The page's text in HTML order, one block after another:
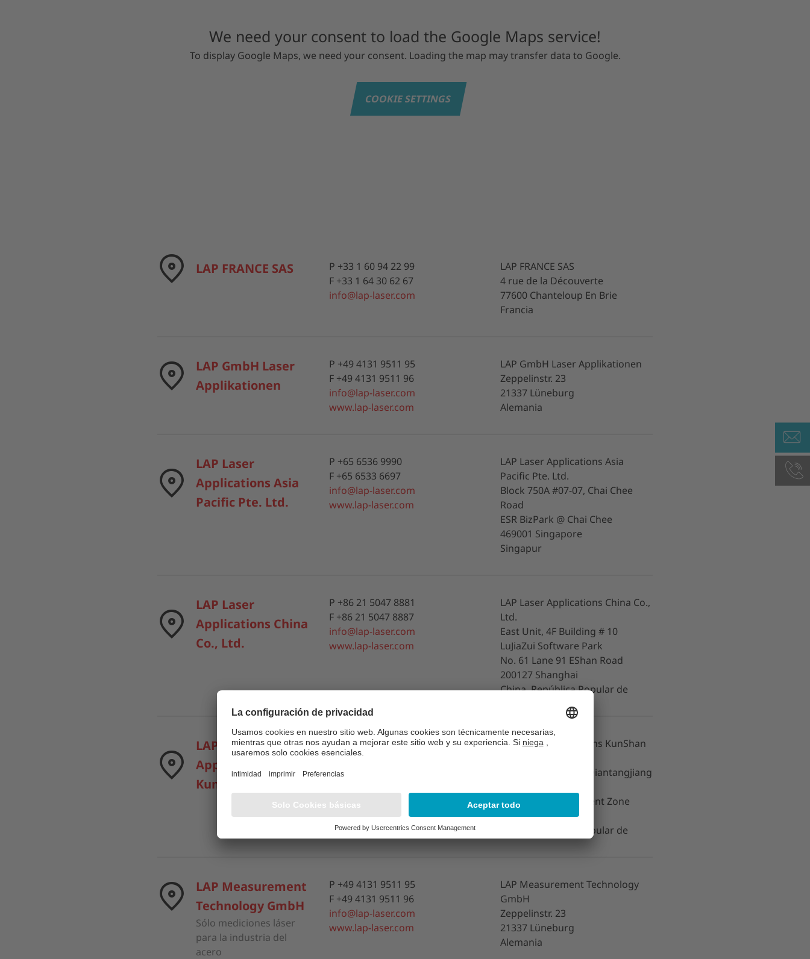
We need your consent to load the Google Maps service!
To display Google Maps, we need your consent. Loading the map may transfer data to Google.
COOKIE SETTINGS
LAP FRANCE SAS
P +33 1 60 94 22 99
F +33 1 64 30 62 67
info@lap-laser.com
LAP FRANCE SAS
4 rue de la Découverte
77600 Chanteloup En Brie
Francia
LAP GmbH Laser
Applikationen
P +49 4131 9511 95
F +49 4131 9511 96
info@lap-laser.com
www.lap-laser.com
LAP GmbH Laser Applikationen
Zeppelinstr. 23
21337 Lüneburg
Alemania
LAP Laser
Applications Asia
Pacific Pte. Ltd.
P +65 6536 9990
F +65 6533 6697
info@lap-laser.com
www.lap-laser.com
LAP Laser Applications Asia
Pacific Pte. Ltd.
Block 750A #07-07, Chai Chee
Road
ESR BizPark @ Chai Chee
469001 Singapore
Singapur
LAP Laser
Applications China
Co., Ltd.
P +86 21 5047 8881
F +86 21 5047 8887
info@lap-laser.com
www.lap-laser.com
LAP Laser Applications China Co.,
Ltd.
East Unit, 4F Building # 10
LuJiaZui Software Park
No. 61 Lane 91 EShan Road
200127 Shanghai
China, República Popular de
LAP Laser
Applications
KunShan Co., Ltd.
P +86 21 5047 8881
F +86 21 5047 8887
info@lap-laser.com
LAP Laser Applications KunShan
Building 1, No. 839 Qiantangjiang
Kunshan Development Zone
Jiangsu Province
China, República Popular de
LAP Measurement
Technology GmbH
Sólo mediciones láser
para la industria del
acero
P +49 4131 9511 95
F +49 4131 9511 96
info@lap-laser.com
www.lap-laser.com
LAP Measurement Technology
GmbH
Zeppelinstr. 23
21337 Lüneburg
Alemania